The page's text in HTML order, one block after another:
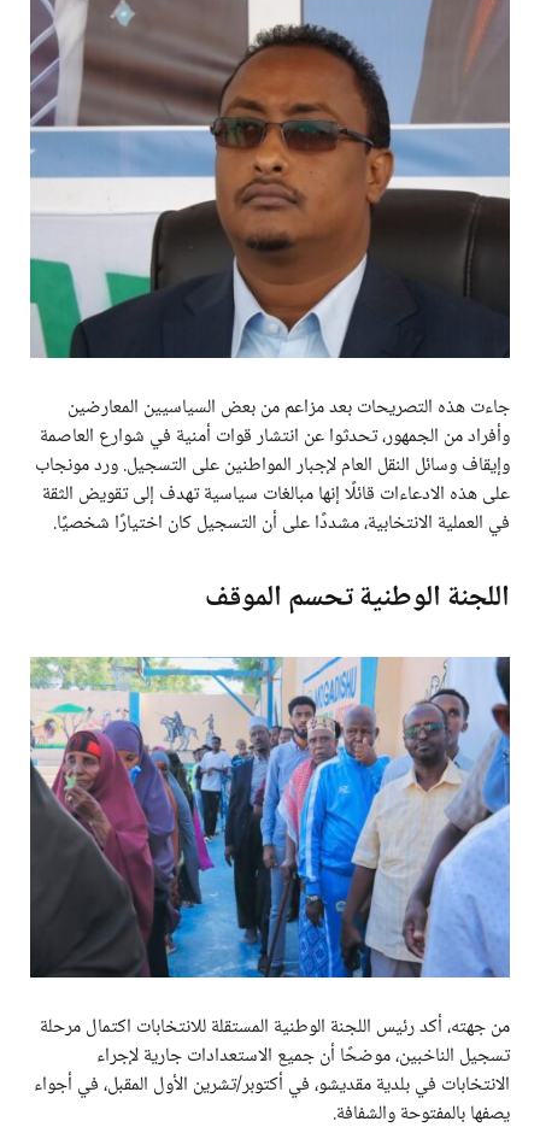
جاءت هذه التصريحات بعد مزاعم من بعض السياسيين المعارضين
وأفراد من الجمهور، تحدثوا عن انتشار قوات أمنية في شوارع العاصمة
وإيقاف وسائل النقل العام لإجبار المواطنين على التسجيل. ورد مونجاب
على هذه الادعاءات قائلًا إنها مبالغات سياسية تهدف إلى تقويض الثقة
في العملية الانتخابية، مشددًا على أن التسجيل كان اختيارًا شخصيًا.
اللجنة الوطنية تحسم الموقف
من جهته، أكد رئيس اللجنة الوطنية المستقلة للانتخابات اكتمال مرحلة
تسجيل الناخبين، موضحًا أن جميع الاستعدادات جارية لإجراء
الانتخابات في بلدية مقديشو، في أكتوبر/تشرين الأول المقبل، في أجواء
يصفها بالمفتوحة والشفافة.